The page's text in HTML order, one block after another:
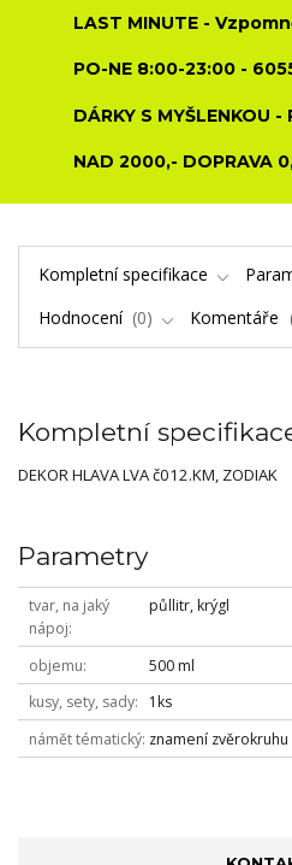
LAST MINUTE -
PO-NE 8:00-23:00 -
DÁRKY S MYŠLENKOU
NAD 2000,- DOPRAVA
Kompletní specifikace
Hodnocení
0 Komentáře
Kompletní
DEKOR HLAVA LVA č012.KM, ZODIAK
Parametry
tvar, na jaký
nápoj
půllitr, krýgl
objemu
500 ml
kusy, sety, sady
1ks
námět tématický znamení zvěrokruhu